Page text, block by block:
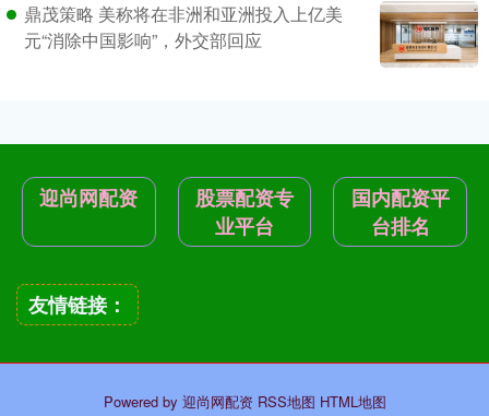
鼎茂策略 美称将在非洲和亚洲投入上亿美
元“消除中国影响”，外交部回应
迎尚网配资
股票配资专
业平台
国内配资平
台排名
友情链接：
Powered by 迎尚网配资 RSS地图 HTML地图